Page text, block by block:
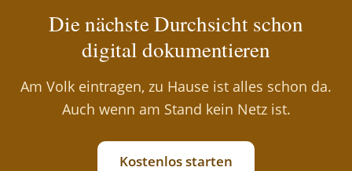
Die nächste Durchsicht schon
digital dokumentieren
Am Volk eintragen, zu Hause ist alles schon da.
Auch wenn am Stand kein Netz ist.
Kostenlos starten